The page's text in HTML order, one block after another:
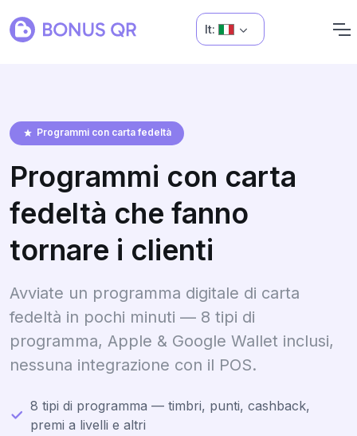
It:
Programmi con carta fedeltà
Programmi con carta
fedeltà che fanno
tornare i clienti
Avviate un programma digitale di carta
fedeltà in pochi minuti — 8 tipi di
programma, Apple & Google Wallet inclusi,
nessuna integrazione con il POS.
8 tipi di programma — timbri, punti, cashback,
premi a livelli e altri